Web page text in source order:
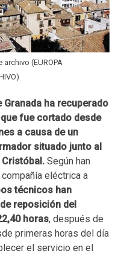
(EUROPA
Granada ha recuperado
fue cortado desde
a causa de un
situado junto al
Cristóbal. Según han
eléctrica a
técnicos han
reposición del
horas, después de
primeras horas del día
el servicio en el